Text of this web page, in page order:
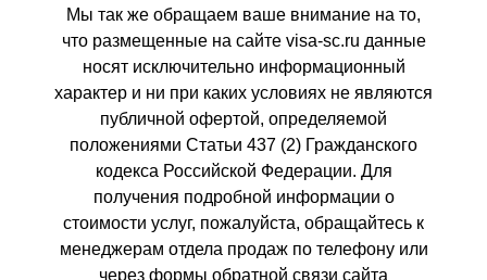
Мы так же обращаем ваше внимание на то,
что размещенные на сайте visa-sc.ru данные
носят исключительно информационный
характер и ни при каких условиях не являются
публичной офертой, определяемой
положениями Статьи 437 (2) Гражданского
кодекса Российской Федерации. Для
получения подробной информации о
стоимости услуг, пожалуйста, обращайтесь к
менеджерам отдела продаж по телефону или
через формы обратной связи сайта